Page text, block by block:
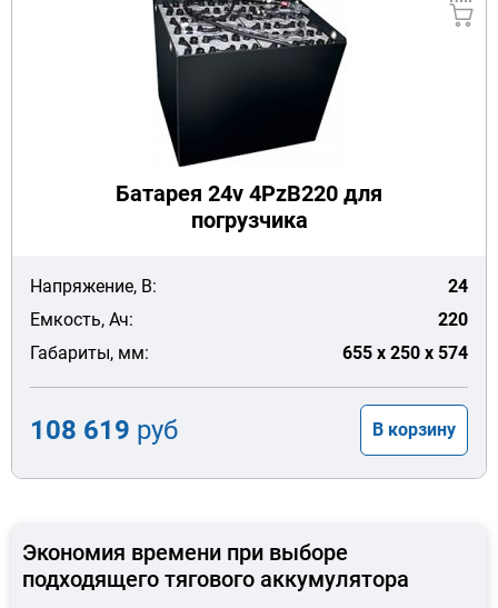
Батарея 24v 4PzB220 для
погрузчика
Напряжение, В:
24
Емкость, Ач:
220
Габариты, мм:
655 x 250 x 574
108 619 руб В корзину
Экономия времени при выборе
подходящего тягового аккумулятора